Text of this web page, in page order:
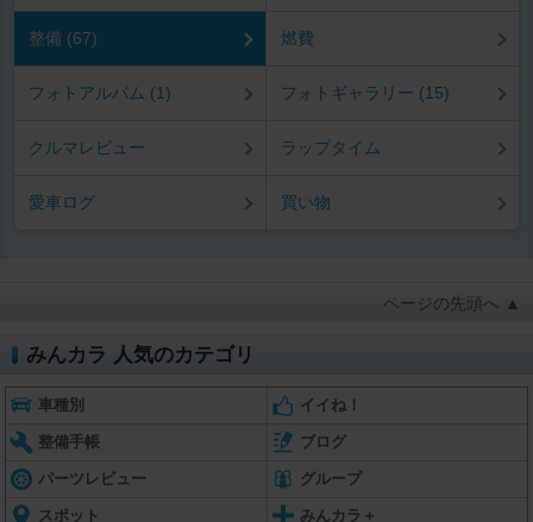
整備 (67) 燃費
フォトアルバム (1) フォトギャラリー (15)
クルマレビュー ラップタイム
愛車ログ 買い物
ページの先頭へ ▲
みんカラ 人気のカテゴリ
車種別 イイね！
整備手帳 ブログ
パーツレビュー グループ
スポット みんカラ＋